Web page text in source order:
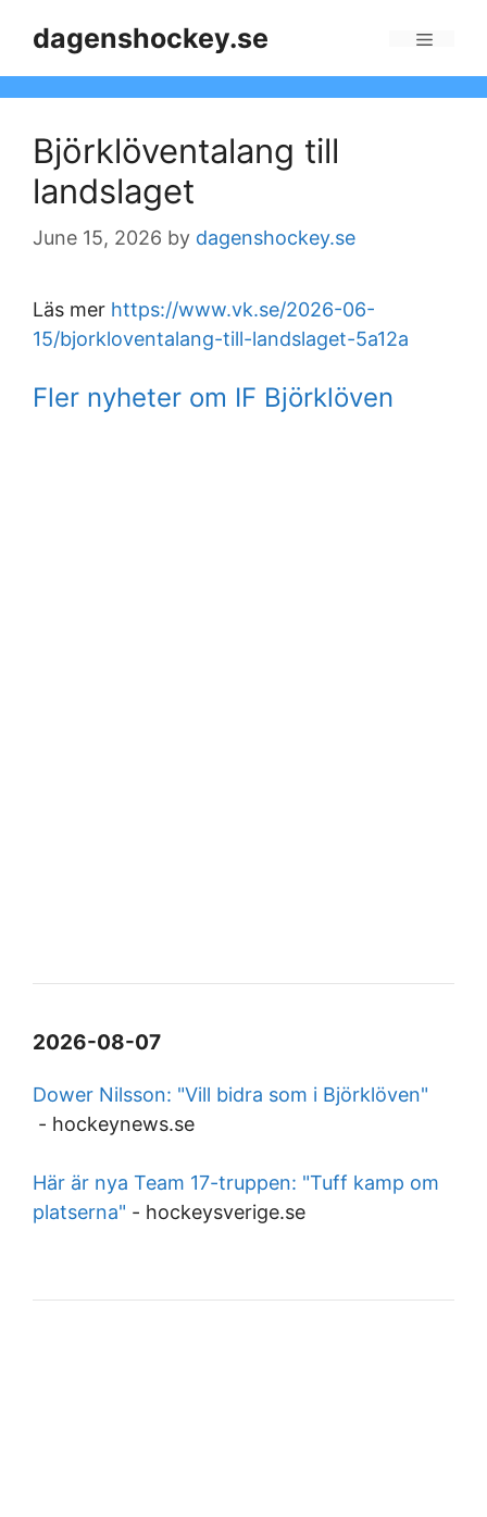
dagenshockey.se
Björklöventalang till
landslaget
June 15, 2026 by dagenshockey.se
Läs mer https://www.vk.se/2026-06-
15/bjorkloventalang-till-landslaget-5a12a
Fler nyheter om IF Björklöven
2026-08-07
Dower Nilsson: "Vill bidra som i Björklöven"
- hockeynews.se
Här är nya Team 17-truppen: "Tuff kamp om
platserna" - hockeysverige.se